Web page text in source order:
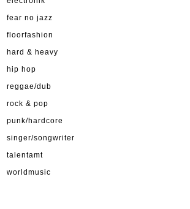
fear no jazz
floorfashion
hard & heavy
hip hop
reggae/dub
rock & pop
punk/hardcore
singer/songwriter
talentamt
worldmusic